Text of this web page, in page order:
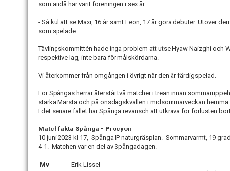
som ändå har varit föreningen i sex år.
- Så kul att se Maxi, 16 år samt Leon, 17 år göra debuter. Utöver
som spelade.
Tävlingskommittén hade inga problem att utse Hyaw Naizghi och
respektive lag, inte bara för målskördarna.
Vi återkommer från omgången i övrigt när den är färdigspelad.
För Spångas herrar återstår två matcher i trean innan
starka Märsta och på onsdagskvällen i midsommarveckan hemma
I det senare fallet har Spånga revansch att utkräva för förlusten
Matchfakta Spånga - Procyon
10 juni 2023 kl 17, Spånga IP naturgräsplan. Sommarvarmt, 19
4-1. Matchen var en del av Spångadagen.
Mv
Erik Lissel